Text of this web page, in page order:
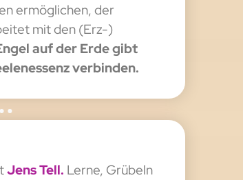
ermöglichen, der
mit den (Erz-)
auf der Erde gibt
verbinden.
Jens Tell. Lerne, Grübeln